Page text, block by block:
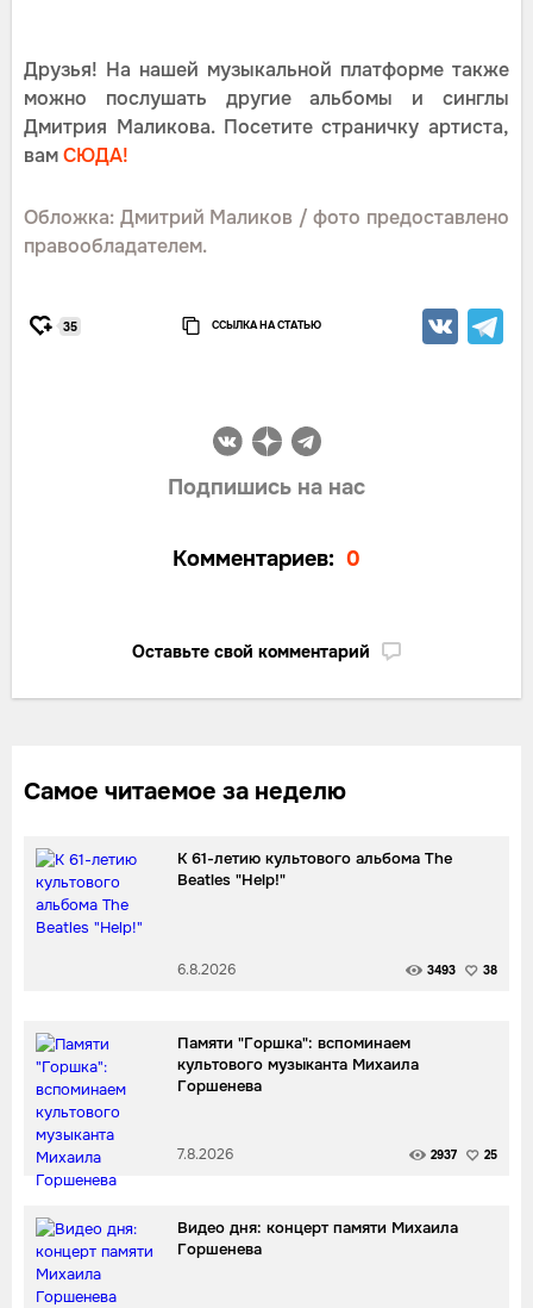
Друзья! На нашей музыкальной платформе также
можно послушать другие альбомы и синглы
Дмитрия Маликова. Посетите страничку артиста,
вамСЮДА!
Обложка: Дмитрий Маликов / фото предоставлено
правообладателем.
35 ССЫЛКА НА СТАТЬЮ
Подпишись на нас
Комментариев: 0
Оставьте свой комментарий
Самое читаемое за неделю
К 61-летию культового альбома The
Beatles "Help!"
6.8.2026 3493 38
Памяти "Горшка": вспоминаем
культового музыканта Михаила
Горшенева
7.8.2026 2937 25
Видео дня: концерт памяти Михаила
Горшенева